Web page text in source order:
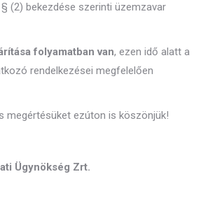
(2) bekezdése szerinti üzemzavar
folyamatban van, ezen idő alatt a
rendelkezései megfelelően
megértésüket ezúton is köszönjük!
Ügynökség Zrt.